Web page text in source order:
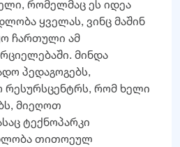
რომელმაც ეს იდეა
ყველას, ვინც მაშინ
ჩართული ამ
მინდა
პედაგოგებს,
რესურსცენტრს, რომ ხელი
მიეღოთ
ტექნოპარკი
თითოეულ